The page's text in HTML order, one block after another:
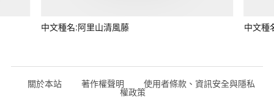
中文種名:阿里山清風藤 中文種
關於本站 著作權聲明 使用者條款、資訊安全與隱私
權政策